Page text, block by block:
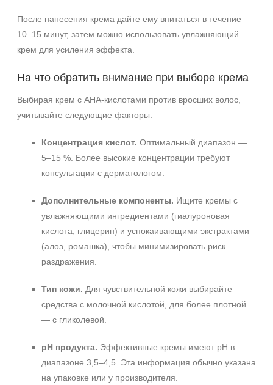
После нанесения крема дайте ему впитаться в течение
10–15 минут, затем можно использовать увлажняющий
крем для усиления эффекта.
На что обратить внимание при выборе крема
Выбирая крем с AHA‑кислотами против вросших волос,
учитывайте следующие факторы:
Концентрация кислот. Оптимальный диапазон —
5–15 %. Более высокие концентрации требуют
консультации с дерматологом.
Дополнительные компоненты. Ищите кремы с
увлажняющими ингредиентами (гиалуроновая
кислота, глицерин) и успокаивающими экстрактами
(алоэ, ромашка), чтобы минимизировать риск
раздражения.
Тип кожи. Для чувствительной кожи выбирайте
средства с молочной кислотой, для более плотной
— с гликолевой.
pH продукта. Эффективные кремы имеют pH в
диапазоне 3,5–4,5. Эта информация обычно указана
на упаковке или у производителя.